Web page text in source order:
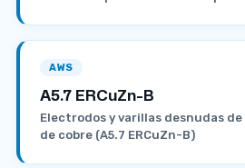
AWS
A5.7 ERCuZn-B
Electrodos y varillas desnudas
de cobre (A5.7 ERCuZn-B)